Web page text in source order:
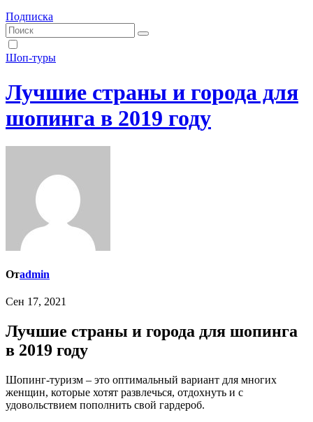
Подписка
Шоп-туры
Лучшие страны и города для
шопинга в 2019 году
Отadmin
Сен 17, 2021
Лучшие страны и города для шопинга
в 2019 году
Шопинг-туризм – это оптимальный вариант для многих
женщин, которые хотят развлечься, отдохнуть и с
удовольствием пополнить свой гардероб.